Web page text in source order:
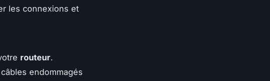
les connexions et
routeur.
endommagés